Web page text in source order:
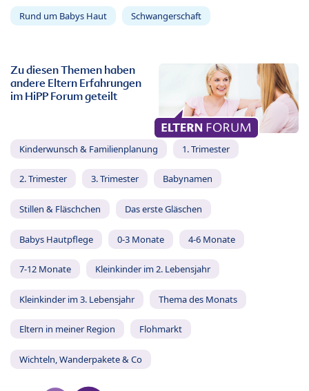
Rund um Babys Haut Schwangerschaft
Zu diesen Themen haben
andere Eltern Erfahrungen
im HiPP Forum geteilt
Kinderwunsch & Familienplanung 1. Trimester
2. Trimester 3. Trimester Babynamen
Stillen & Fläschchen Das erste Gläschen
Babys Hautpflege 0-3 Monate 4-6 Monate
7-12 Monate Kleinkinder im 2. Lebensjahr
Kleinkinder im 3. Lebensjahr Thema des Monats
Eltern in meiner Region Flohmarkt
Wichteln, Wanderpakete & Co